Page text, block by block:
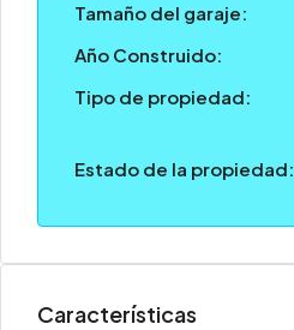
Tamaño del garaje:
Año Construido:
Tipo de propiedad:
Estado de la propiedad:
Características